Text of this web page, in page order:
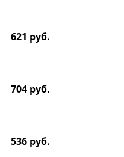
621 руб.
704 руб.
536 руб.